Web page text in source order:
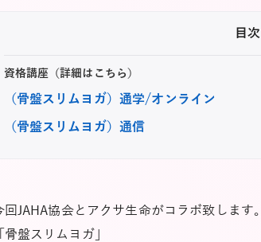
目次
資格講座（詳細はこちら）
（骨盤スリムヨガ）通学/オンライン
（骨盤スリムヨガ）通信
回JAHA協会とアクサ生命がコラボ致します。
骨盤スリムヨガ」